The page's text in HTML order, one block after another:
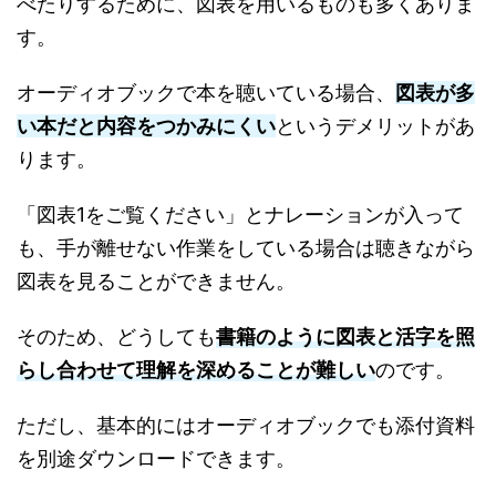
す。
オーディオブックで本を聴いている場合、 図表が多
い本だと内容をつかみにくいというデメリットがあ
ります。
「図表1をご覧ください」とナレーションが入って
も、手が離せない作業をしている場合は聴きながら
図表を見ることができません。
そのため、どうしても書籍のように図表と活字を照
らし合わせて理解を深めることが難しいのです。
ただし、基本的にはオーディオブックでも添付資料
を別途ダウンロードできます。